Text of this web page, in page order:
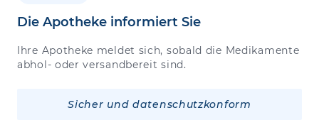
Die Apotheke informiert Sie
Ihre Apotheke meldet sich, sobald die Medikamente
abhol- oder versandbereit sind.
Sicher und datenschutzkonform